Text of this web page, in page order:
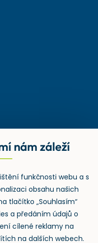
nám záleží
funkčnosti webu a s
obsahu našich
tlačítko „Souhlasím“
a předáním údajů o
cílené reklamy na
na dalších webech.